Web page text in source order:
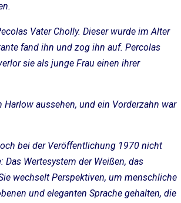
Vater Cholly. Dieser wurde im Alter
fand ihn und zog ihn auf. Percolas
sie als junge Frau einen ihrer
aussehen, und ein Vorderzahn war
bei der Veröffentlichung 1970 nicht
Wertesystem der Weißen, das
wechselt Perspektiven, um menschliche
und eleganten Sprache gehalten, die